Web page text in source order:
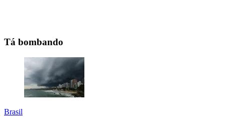
Tá bombando
Brasil